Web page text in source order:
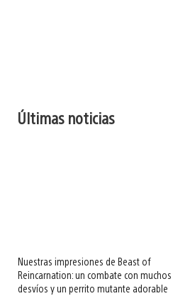
Últimas noticias
Nuestras impresiones de Beast of
Reincarnation: un combate con muchos
desvíos y un perrito mutante adorable